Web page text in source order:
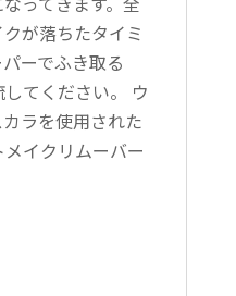
が落ちたタイミ
ーでふき取る
てください。 ウ
ラを使用された
イクリムーバー